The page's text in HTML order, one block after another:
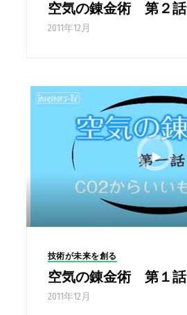
空気の錬金術 第２話
2011年12月
技術が未来を創る
空気の錬金術 第１話
2011年12月